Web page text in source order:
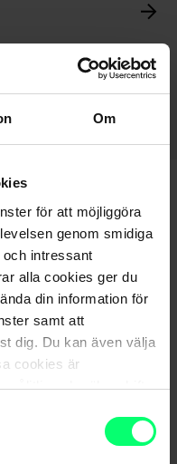
Om
för att möjliggöra
genom smidiga
intressant
alla cookies ger du
din information för
samt att
dig. Du kan även välja
cookies är
pålitlig och säker drift
söker?